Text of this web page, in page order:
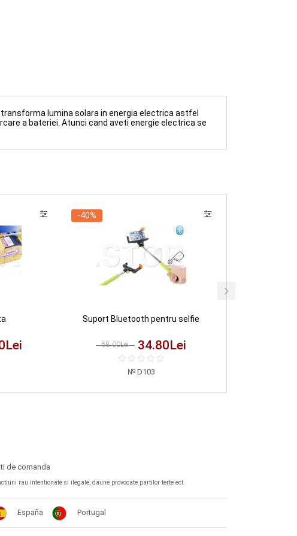
lumina solara in energia electrica astfel
a bateriei. Atunci cand aveti energie electrica se
Lei
-40%
Suport Bluetooth pentru selfie
58.00Lei 34.80Lei
D103
de comanda
rau intentionate si ilegale, daune provocate partilor terte ect.
España Portugal